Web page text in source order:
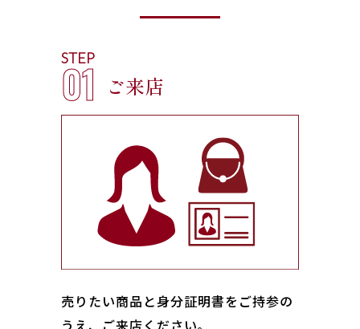
STEP
01 ご来店
売りたい商品と身分証明書をご持参の
うえ、ご来店ください｡